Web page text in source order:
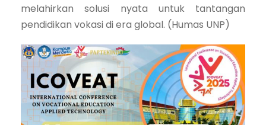
melahirkan solusi nyata untuk tantangan
pendidikan vokasi di era global. (Humas UNP)